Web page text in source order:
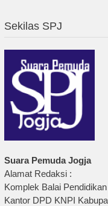
Sekilas SPJ
Suara Pemuda Jogja
Alamat Redaksi :
Komplek Balai
Kantor DPD KNPI